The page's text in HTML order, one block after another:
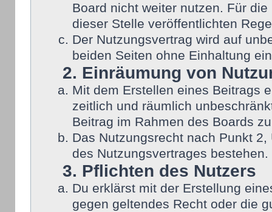
Board nicht weiter nutzen. Für
dieser Stelle veröffentlichten
Der Nutzungsvertrag wird auf
beiden Seiten ohne Einhaltung
2. Einräumung von
Mit dem Erstellen eines Beitrags
zeitlich und räumlich
Beitrag im Rahmen des Boards
Das Nutzungsrecht nach Punkt
des Nutzungsvertrages bestehen.
3. Pflichten des Nutzers
Du erklärst mit der Erstellung
gegen geltendes Recht oder die